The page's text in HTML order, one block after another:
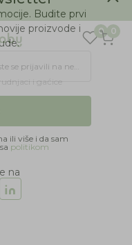
ISPORUKA Paketa preko 4.000 RSD
0 0
i gaćice
Budite prvi
proizvode i
ili više i da sam
politikom
na